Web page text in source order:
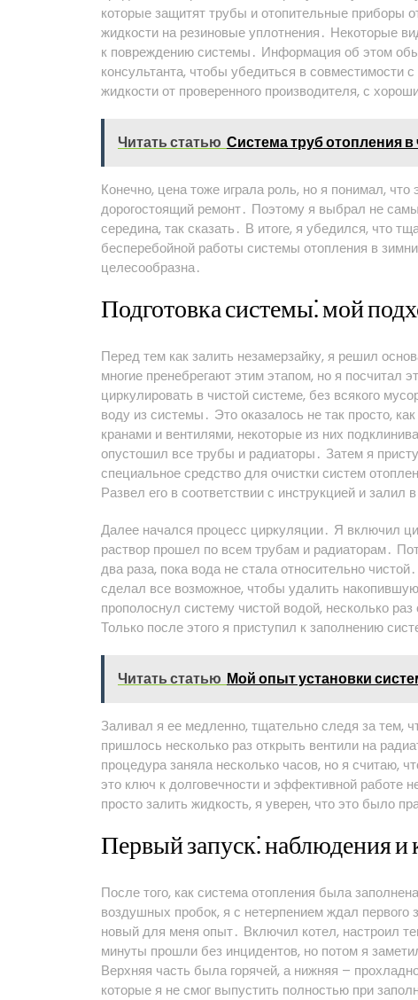
которые защитят трубы и отопительные приборы
жидкости на резиновые уплотнения․ Некоторые
к повреждению системы․ Информация об этом
консультанта, чтобы убедиться в совместимости
жидкости от проверенного производителя, с
Читать статью Система труб отопления
Конечно, цена тоже играла роль, но я понимал,
дорогостоящий ремонт․ Поэтому я выбрал не
середина, так сказать․ В итоге, я убедился, что
бесперебойной работы системы отопления в
целесообразна․
Подготовка системы⁚ мой
Перед тем как залить незамерзайку, я решил
многие пренебрегают этим этапом, но я
циркулировать в чистой системе, без всякого
воду из системы․ Это оказалось не так просто,
кранами и вентилями, некоторые из них
опустошил все трубы и радиаторы․ Затем я
специальное средство для очистки систем
Развел его в соответствии с инструкцией и залил
Далее начался процесс циркуляции․ Я включил
раствор прошел по всем трубам и радиаторам․
два раза, пока вода не стала относительно
сделал все возможное, чтобы удалить
прополоснул систему чистой водой, несколько
Только после этого я приступил к заполнению
Читать статью Мой опыт установки
Заливал я ее медленно, тщательно следя за тем,
пришлось несколько раз открыть вентили на
процедура заняла несколько часов, но я считаю,
это ключ к долговечности и эффективной работе
просто залить жидкость, я уверен, что это было
Первый запуск⁚ наблюдения и
После того, как система отопления была
воздушных пробок, я с нетерпением ждал первого
новый для меня опыт․ Включил котел, настроил
минуты прошли без инцидентов, но потом я
Верхняя часть была горячей, а нижняя –
которые я не смог выпустить полностью при